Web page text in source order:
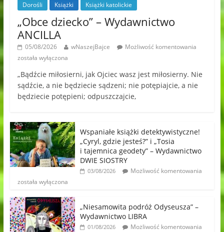
Dorośli Książki Książki katolickie
„Obce dziecko” – Wydawnictwo
ANCILLA
05/08/2026 wNaszejBajce
Możliwość komentowania
została wyłączona
„Bądźcie miłosierni, jak Ojciec wasz jest miłosierny. Nie
sądźcie, a nie będziecie sądzeni; nie potępiajcie, a nie
będziecie potępieni; odpuszczajcie,
Wspaniałe książki detektywistyczne!
„Cyryl, gdzie jesteś?” i „Tosia
i tajemnica geodety” – Wydawnictwo
DWIE SIOSTRY
03/08/2026
Możliwość komentowania
została wyłączona
„Niesamowita podróż Odyseusza” –
Wydawnictwo LIBRA
01/08/2026
Możliwość komentowania